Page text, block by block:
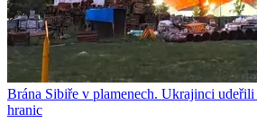
Brána Sibiře v plamenech. Ukrajinci
hranic